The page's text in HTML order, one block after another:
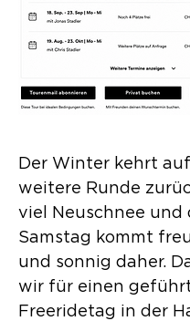
Der Winter kehrt
weitere Runde
viel Neuschnee und
Samstag kommt
und sonnig daher.
wir für einen
Freeridetag in der